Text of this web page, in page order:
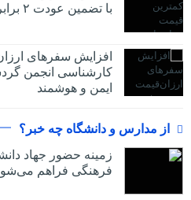
با تضمین عودت ۲ برابری مابه التفاوت
افزایش سفرهای
کارشناسی انجمن
ایمن و هوشمند
از مدارس و دانشگاه چه خبر؟
زمینه حضور جهاد
فرهنگی فراهم